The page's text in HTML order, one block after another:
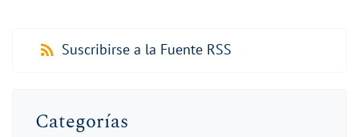
Suscribirse a la Fuente RSS
Categorías